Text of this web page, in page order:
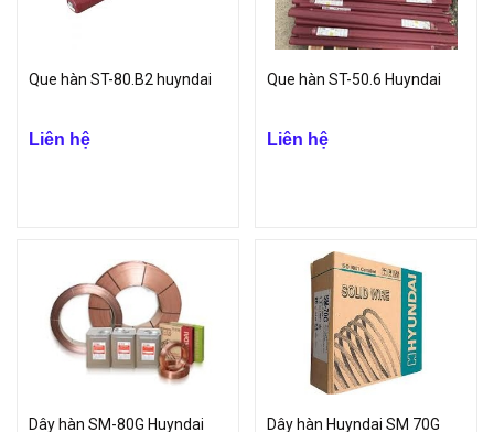
Que hàn ST-80.B2 huyndai
Liên hệ
Que hàn ST-50.6 Huyndai
Liên hệ
Dây hàn SM-80G Huyndai Dây hàn Huyndai SM 70G